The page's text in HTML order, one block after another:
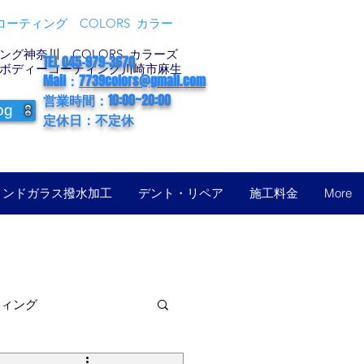
ーティング COLORS カラー
グ神奈川 COLORS カラーズ
ィーコーティング川崎市麻生
TEL 045-979-3670
Mail：7739colors@gmail.com
営業時間：10:00~20:00
定休日：不定休
ンドガラス撥水加工 デント・リペア 施工料金 More
ング